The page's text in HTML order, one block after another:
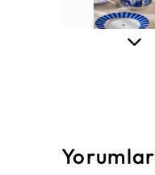
Yorumlar